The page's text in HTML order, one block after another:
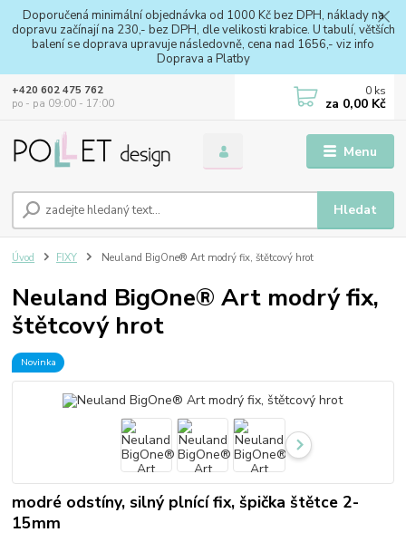
Doporučená minimální objednávka od 1000 Kč bez DPH, náklady na
dopravu začínají na 230,- bez DPH, dle velikosti krabice. U tabulí, větších
balení se doprava upravuje následovně, cena nad 1656,- viz info
Doprava a Platby
Menu
Hledat
+420 602 475 762
po - pa 09:00 - 17:00
0 ks
za 0,00 Kč
Úvod FIXY Neuland BigOne® Art modrý fix, štětcový hrot
Neuland BigOne® Art modrý fix,
štětcový hrot
Novinka
modré odstíny, silný plnící fix, špička štětce 2-
15mm